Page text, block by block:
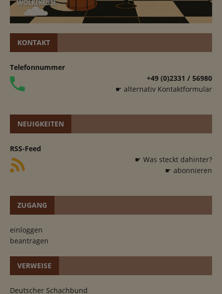
KONTAKT
Telefonnummer
+49 (0)2331 / 56980
☛ alternativ Kontaktformular
NEUIGKEITEN
RSS-Feed
☛ Was steckt dahinter?
☛ abonnieren
ZUGANG
einloggen
beantragen
VERWEISE
Deutscher Schachbund